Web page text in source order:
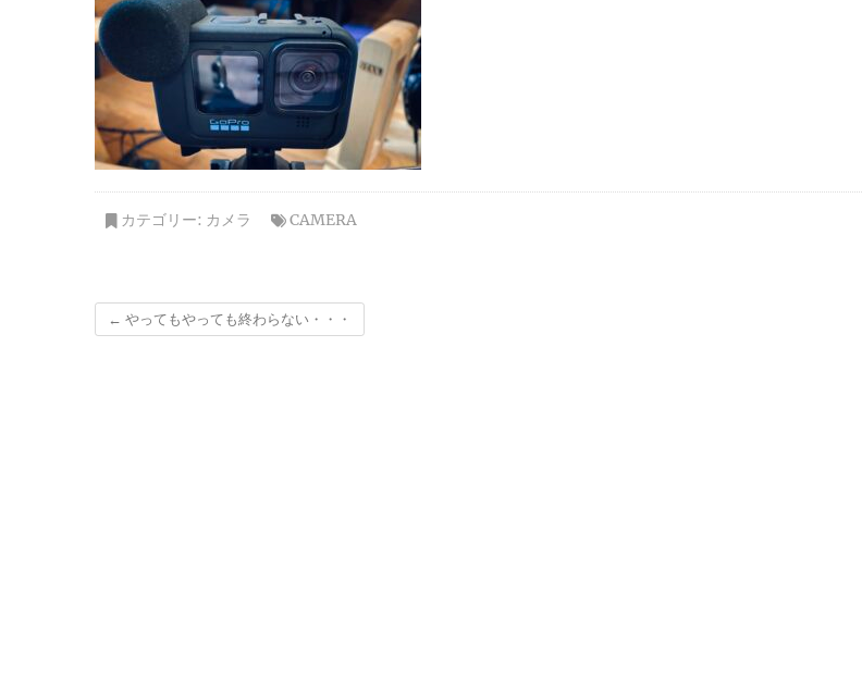
カテゴリー: カメラ CAMERA
← やってもやっても終わらない・・・